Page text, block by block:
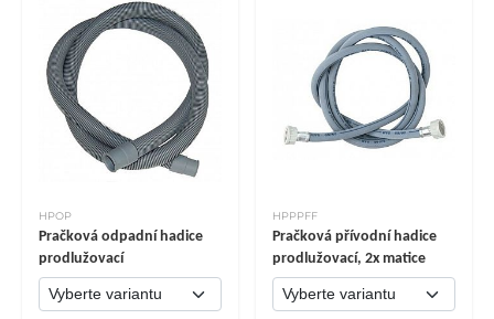
HPOP
Pračková odpadní hadice
prodlužovací
HPPPFF
Pračková přívodní hadice
prodlužovací, 2x matice